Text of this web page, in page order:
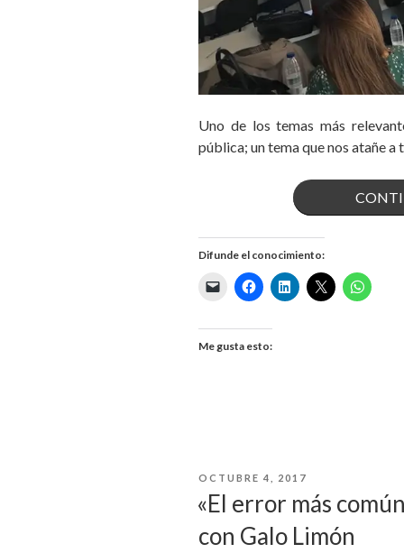
Uno de los temas más
pública; un tema que nos atañe a
Difunde el conocimiento:
Me gusta esto:
PUBLICADO
OCTUBRE 4, 2017
«El error más
con Galo Limón